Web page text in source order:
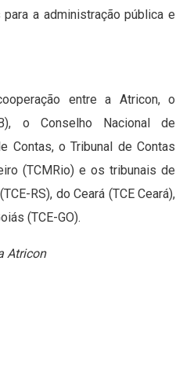
a administração pública e
entre a Atricon, o
o Conselho Nacional de
Contas, o Tribunal de Contas
(TCMRio) e os tribunais de
RS), do Ceará (TCE Ceará),
(TCE-GO).
Atricon